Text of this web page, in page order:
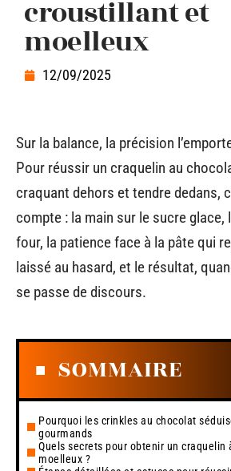
croustillant et
moelleux
12/09/2025
Sur la balance, la précision
Pour réussir un craquelin au
craquant dehors et tendre dedans,
compte : la main sur le sucre glace,
four, la patience face à la pâte qui
laissé au hasard, et le résultat,
se passe de discours.
SOMMAIRE
Pourquoi les crinkles au chocolat
gourmands
Quels secrets pour obtenir un
moelleux ?